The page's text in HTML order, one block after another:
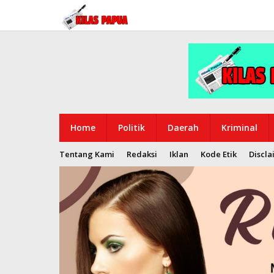
konten
Home Politik Daerah Kriminal
Tentang Kami Redaksi Iklan Kode Etik